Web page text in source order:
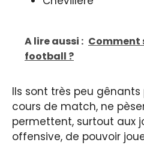
A lire aussi : Comment
football ?
Ils sont très peu gênants
cours de match, ne
permettent, surtout aux
offensive, de pouvoir